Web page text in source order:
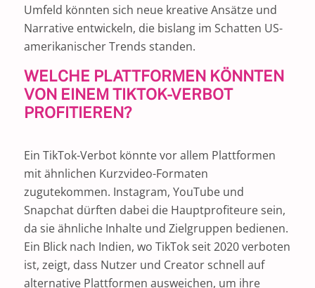
Umfeld könnten sich neue kreative Ansätze und
Narrative entwickeln, die bislang im Schatten US-
amerikanischer Trends standen.
WELCHE PLATTFORMEN KÖNNTEN
VON EINEM TIKTOK-VERBOT
PROFITIEREN?
Ein TikTok-Verbot könnte vor allem Plattformen
mit ähnlichen Kurzvideo-Formaten
zugutekommen. Instagram, YouTube und
Snapchat dürften dabei die Hauptprofiteure sein,
da sie ähnliche Inhalte und Zielgruppen bedienen.
Ein Blick nach Indien, wo TikTok seit 2020 verboten
ist, zeigt, dass Nutzer und Creator schnell auf
alternative Plattformen ausweichen, um ihre